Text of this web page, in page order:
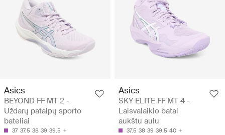
Asics
BEYOND FF MT 2 -
Uždarų patalpų sporto
bateliai
37 37.5 38 39 39.5
Asics
SKY ELITE FF MT 4 -
Laisvalaikio batai
aukštu aulu
37.5 38 39 39.5 40